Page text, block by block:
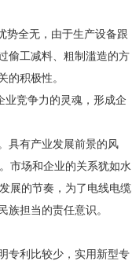
势全无，由于生产设备跟
偷工减料、粗制滥造的方
的积极性。
业竞争力的灵魂，形成企
具有产业发展前景的风
市场和企业的关系犹如水
展的节奏，为了电线电缆
担当的责任意识。
专利比较少，实用新型专